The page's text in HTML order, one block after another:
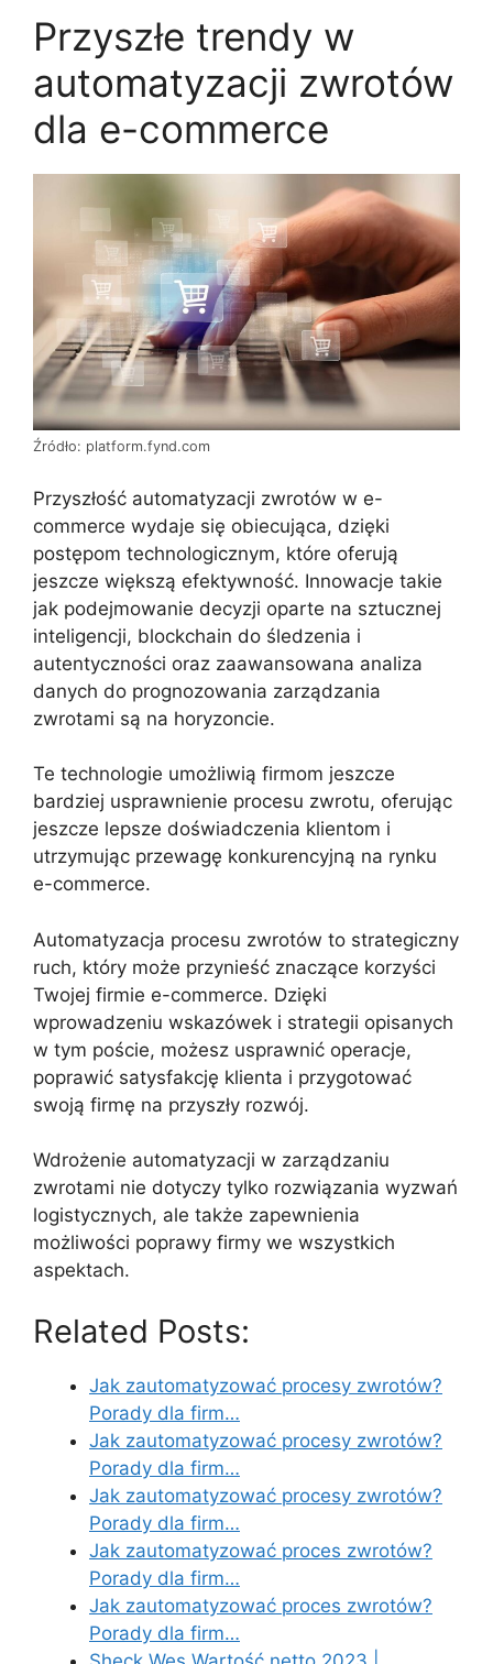
Przyszłe trendy w
automatyzacji zwrotów
dla e-commerce
Źródło: platform.fynd.com
Przyszłość automatyzacji zwrotów w e-
commerce wydaje się obiecująca, dzięki
postępom technologicznym, które oferują
jeszcze większą efektywność. Innowacje takie
jak podejmowanie decyzji oparte na sztucznej
inteligencji, blockchain do śledzenia i
autentyczności oraz zaawansowana analiza
danych do prognozowania zarządzania
zwrotami są na horyzoncie.
Te technologie umożliwią firmom jeszcze
bardziej usprawnienie procesu zwrotu, oferując
jeszcze lepsze doświadczenia klientom i
utrzymując przewagę konkurencyjną na rynku
e-commerce.
Automatyzacja procesu zwrotów to strategiczny
ruch, który może przynieść znaczące korzyści
Twojej firmie e-commerce. Dzięki
wprowadzeniu wskazówek i strategii opisanych
w tym poście, możesz usprawnić operacje,
poprawić satysfakcję klienta i przygotować
swoją firmę na przyszły rozwój.
Wdrożenie automatyzacji w zarządzaniu
zwrotami nie dotyczy tylko rozwiązania wyzwań
logistycznych, ale także zapewnienia
możliwości poprawy firmy we wszystkich
aspektach.
Related Posts:
Jak zautomatyzować procesy zwrotów?
Porady dla firm…
Jak zautomatyzować procesy zwrotów?
Porady dla firm…
Jak zautomatyzować procesy zwrotów?
Porady dla firm…
Jak zautomatyzować proces zwrotów?
Porady dla firm…
Jak zautomatyzować proces zwrotów?
Porady dla firm…